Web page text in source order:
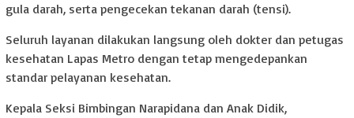
gula darah, serta pengecekan tekanan darah (tensi).
Seluruh layanan dilakukan langsung oleh dokter dan petugas
kesehatan Lapas Metro dengan tetap mengedepankan
standar pelayanan kesehatan.
Kepala Seksi Bimbingan Narapidana dan Anak Didik,